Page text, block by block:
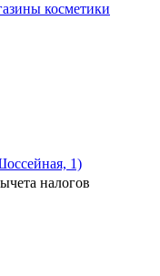
косметики
1)
налогов